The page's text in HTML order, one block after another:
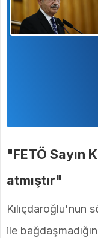
"FETÖ Sayın
atmıştır"
Kılıçdaroğlu'nun
ile